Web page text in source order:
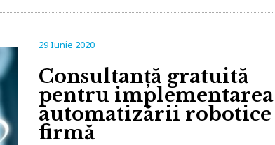
29 Iunie 2020
Consultanță gratuită
pentru implementarea
automatizării
firmă